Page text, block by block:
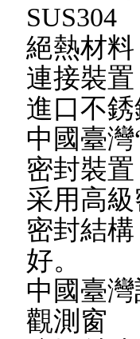
SUS304
絕熱材
連接裝置
進口不
中國臺
密封裝置
采用高
密封結
好。
中國臺
觀測窗